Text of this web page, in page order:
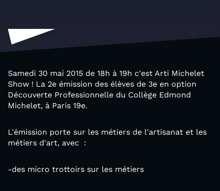
Samedi 30 mai 2015 de 18h à 19h c'est Arti Michelet
Show ! La 2e émission des élèves de 3e en option
Découverte Professionnelle du Collège Edmond
Michelet, à Paris 19e.
L'émission porte sur les métiers de l'artisanat et les
métiers d'art, avec :
-des micro trottoirs sur les métiers